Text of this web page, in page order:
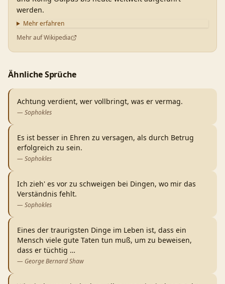
werden.
Mehr erfahren
Mehr auf Wikipedia
Ähnliche Sprüche
Achtung verdient, wer vollbringt, was er vermag.
— Sophokles
Es ist besser in Ehren zu versagen, als durch Betrug
erfolgreich zu sein.
— Sophokles
Ich zieh' es vor zu schweigen bei Dingen, wo mir das
Verständnis fehlt.
— Sophokles
Eines der traurigsten Dinge im Leben ist, dass ein
Mensch viele gute Taten tun muß, um zu beweisen,
dass er tüchtig …
— George Bernard Shaw